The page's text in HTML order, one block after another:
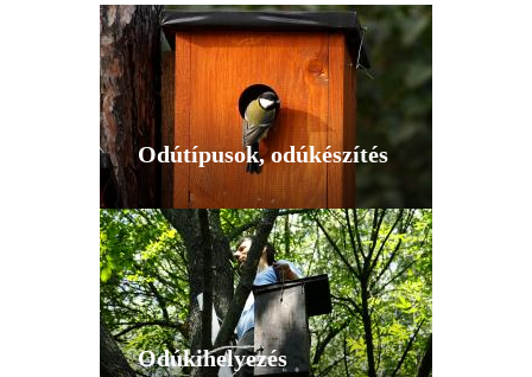
Odútípusok, odúkészítés
Odúkihelyezés